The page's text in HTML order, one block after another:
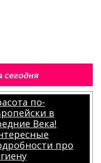
сегодня
по-
в
Века!
про